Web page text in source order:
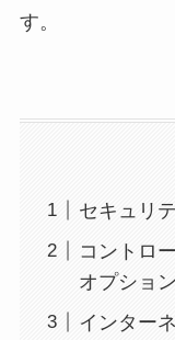
す。
セキュリ
コントロ
オプショ
インター